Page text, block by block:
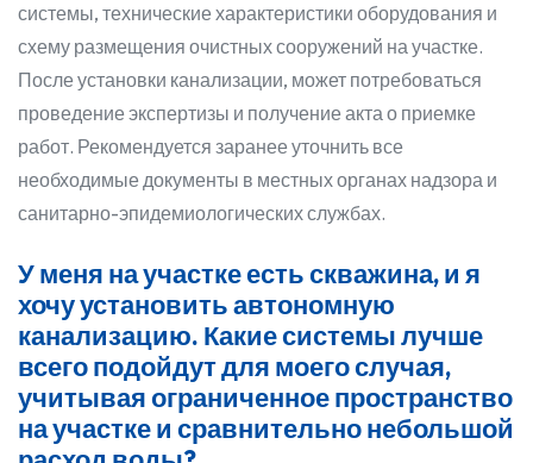
системы, технические характеристики оборудования и
схему размещения очистных сооружений на участке.
После установки канализации, может потребоваться
проведение экспертизы и получение акта о приемке
работ. Рекомендуется заранее уточнить все
необходимые документы в местных органах надзора и
санитарно-эпидемиологических службах.
У меня на участке есть скважина, и я
хочу установить автономную
канализацию. Какие системы лучше
всего подойдут для моего случая,
учитывая ограниченное пространство
на участке и сравнительно небольшой